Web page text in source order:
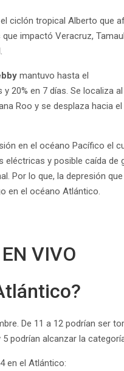
ciclón tropical Alberto que
impactó Veracruz,
mantuvo hasta el
20% en 7 días. Se localiza
Roo y se desplaza hacia
en el océano Pacífico el
y posible caída de
Por lo que, la depresión que
en el océano Atlántico.
VIVO
De 11 a 12 podrían ser
podrían alcanzar la
en el Atlántico: